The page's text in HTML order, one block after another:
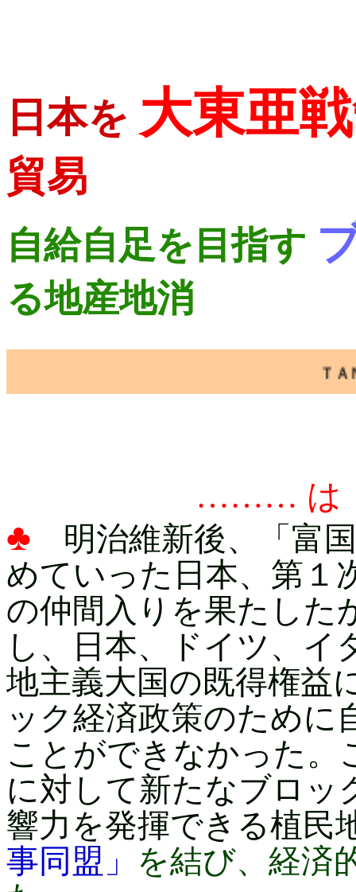
日本を 大東亜
貿易
自給自足を目指す
る地産地消
ＴＡＮＡＫＡ
……… は
♣ 明治維新後、「富
めていった日本、第１
の仲間入りを果たした
し、日本、ドイツ、イ
地主義大国の既得権益
ック経済政策のために
ことができなかった。
に対して新たなブロッ
響力を発揮できる植民
事同盟」 を結び、経済